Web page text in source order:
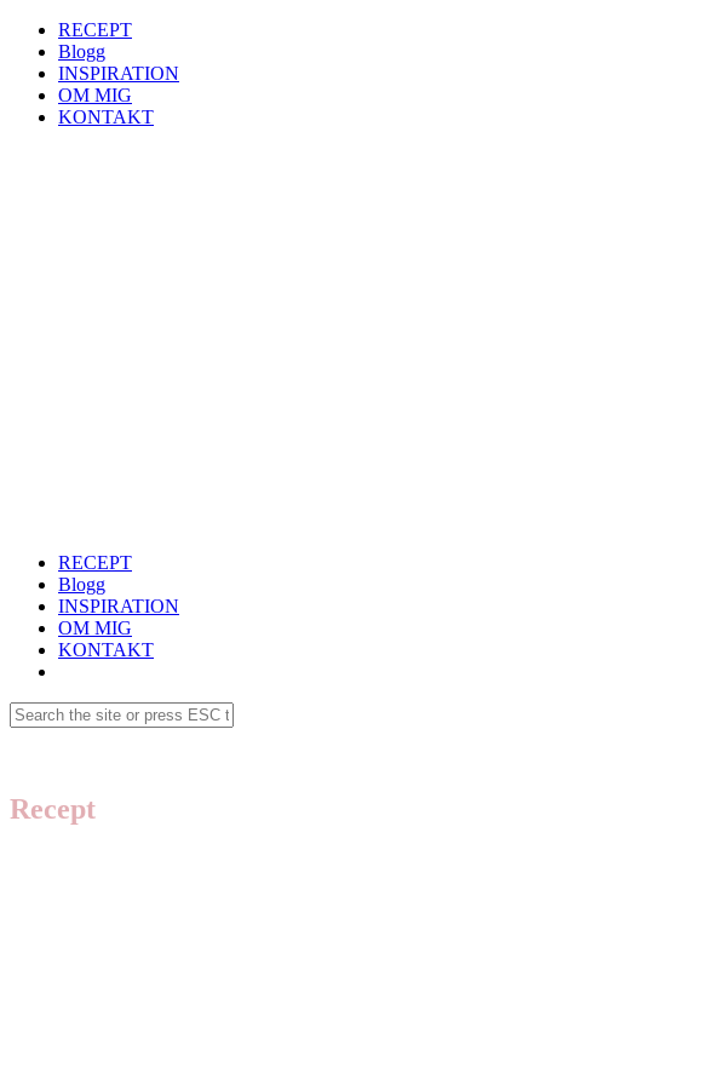
RECEPT
Blogg
INSPIRATION
OM MIG
KONTAKT
RECEPT
Blogg
INSPIRATION
OM MIG
KONTAKT
Recept